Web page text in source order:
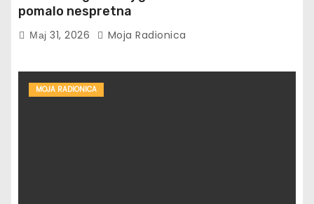
pomalo nespretna
Мај 31, 2026 Moja Radionica
MOJA RADIONICA